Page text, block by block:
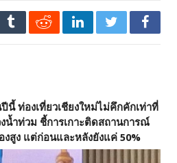
ท่องเที่ยวเชียงใหม่ไม่คึกคักเท่าที่
น้ำท่วม ชี้การเกาะติดสถานการณ์
งสูง แต่ก่อนและหลังยังแค่ 50%